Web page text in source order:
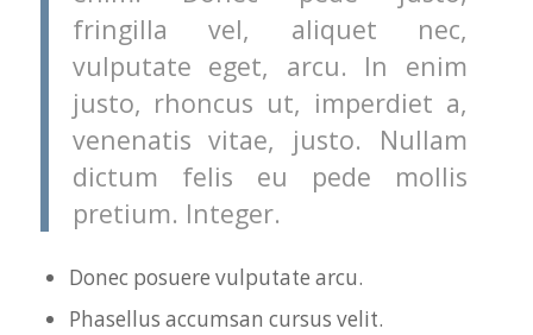
fringilla vel, aliquet nec,
vulputate eget, arcu. In enim
justo, rhoncus ut, imperdiet a,
venenatis vitae, justo. Nullam
dictum felis eu pede mollis
pretium. Integer.
Donec posuere vulputate arcu.
Phasellus accumsan cursus velit.